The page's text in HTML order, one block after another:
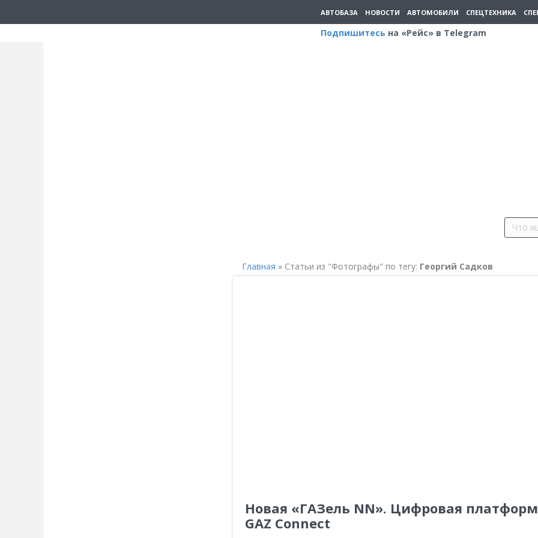
АВТОБАЗА НОВОСТИ АВТОМОБИЛИ СПЕЦТЕХНИКА
Подпишитесь на «Рейс» в Telegram
Главная » Статьи из "Фотографы" по тегу: Георгий Садков
Новая «ГАЗель NN». Цифровая
GAZ Connect